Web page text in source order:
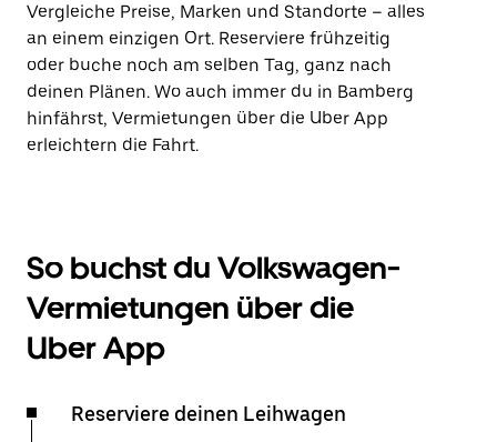
Vergleiche Preise, Marken und Standorte – alles
an einem einzigen Ort. Reserviere frühzeitig
oder buche noch am selben Tag, ganz nach
deinen Plänen. Wo auch immer du in Bamberg
hinfährst, Vermietungen über die Uber App
erleichtern die Fahrt.
So buchst du Volkswagen-
Vermietungen über die
Uber App
Reserviere deinen Leihwagen